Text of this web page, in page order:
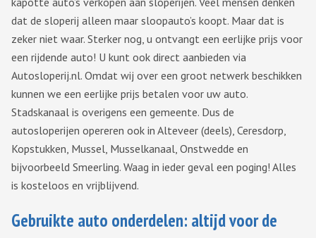
dat de sloperij alleen maar sloopauto’s koopt. Maar dat is
zeker niet waar. Sterker nog, u ontvangt een eerlijke prijs voor
een rijdende auto! U kunt ook direct aanbieden via
Autosloperij.nl. Omdat wij over een groot netwerk beschikken
kunnen we een eerlijke prijs betalen voor uw auto.
Stadskanaal is overigens een gemeente. Dus de
autosloperijen opereren ook in Alteveer (deels), Ceresdorp,
Kopstukken, Mussel, Musselkanaal, Onstwedde en
bijvoorbeeld Smeerling. Waag in ieder geval een poging! Alles
is kosteloos en vrijblijvend.
Gebruikte auto onderdelen: altijd voor de